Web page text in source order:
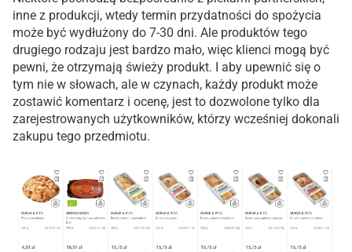
inne z produkcji, wtedy termin przydatności do spożycia
może być wydłużony do 7-30 dni. Ale produktów tego
drugiego rodzaju jest bardzo mało, więc klienci mogą być
pewni, że otrzymają świeży produkt. I aby upewnić się o
tym nie w słowach, ale w czynach, każdy produkt może
zostawić komentarz i ocenę, jest to dozwolone tylko dla
zarejestrowanych użytkowników, którzy wcześniej dokonali
zakupu tego przedmiotu.